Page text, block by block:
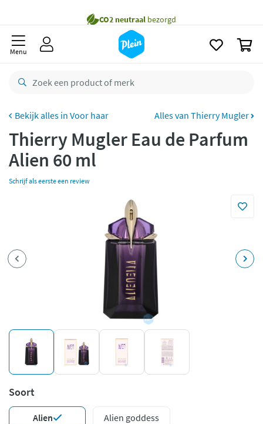
besteld,maandag
Gratisretourneren
Betaal met Klarna
Menu
Voor haar Alles van Thierry Mugler
Thierry Mugler Eau de Parfum
Alien 60 ml
Schrijf als eerste een review
Soort
Alien Alien goddess